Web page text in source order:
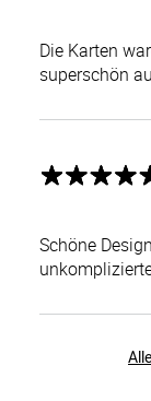
Die Karten
superschön
Schöne